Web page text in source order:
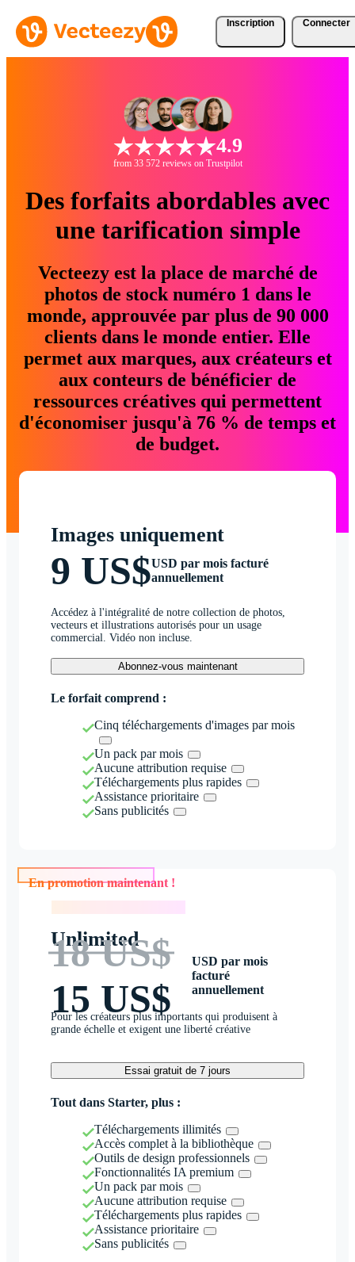
Inscription Connecter
4.9
from 33 572 reviews on Trustpilot
Des forfaits abordables avec
une tarification simple
Vecteezy est la place de marché de
photos de stock numéro 1 dans le
monde, approuvée par plus de 90 000
clients dans le monde entier. Elle
permet aux marques, aux créateurs et
aux conteurs de bénéficier de
ressources créatives qui permettent
d'économiser jusqu'à 76 % de temps et
de budget.
Images uniquement
9 US$USD par mois facturé
annuellement
Accédez à l'intégralité de notre collection de photos,
vecteurs et illustrations autorisés pour un usage
commercial. Vidéo non incluse.
Abonnez-vous maintenant
Le forfait comprend :
Cinq téléchargements d'images par mois
Un pack par mois
Aucune attribution requise
Téléchargements plus rapides
Assistance prioritaire
Sans publicités
En promotion maintenant !
Unlimited
18 US$
15 US$
USD par mois
facturé
annuellement
Pour les créateurs plus importants qui produisent à
grande échelle et exigent une liberté créative
Essai gratuit de 7 jours
Tout dans Starter, plus :
Téléchargements illimités
Accès complet à la bibliothèque
Outils de design professionnels
Fonctionnalités IA premium
Un pack par mois
Aucune attribution requise
Téléchargements plus rapides
Assistance prioritaire
Sans publicités